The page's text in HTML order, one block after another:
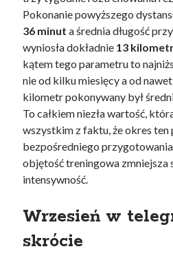
Pokonanie powyższego
36 minut a średnia długość
wyniosła dokładnie 13
kątem tego parametru to
nie od kilku miesięcy a od
kilometr pokonywany był
To całkiem niezła wartość,
wszystkim z faktu, że okres ten
bezpośredniego
objętość treningowa zmniejsza
intensywność.
Wrzesień w
skrócie